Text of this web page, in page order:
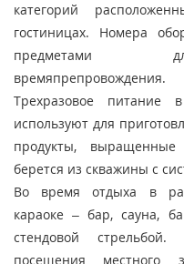
категорий
гостиницах. Номера
предметами
времяпрепровождения.
Трехразовое питание
используют для
продукты,
берется из скважины с
Во время отдыха в
караоке – бар, сауна,
стендовой
посещения местного